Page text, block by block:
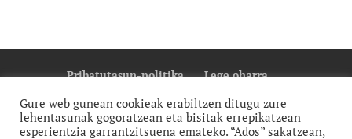
Pribatutasun-politika
Lege oharra
Cookie Politika
Gure web gunean cookieak erabiltzen ditugu zure
lehentasunak gogoratzean eta bisitak errepikatzean
esperientzia garrantzitsuena emateko. “Ados” sakatzean,